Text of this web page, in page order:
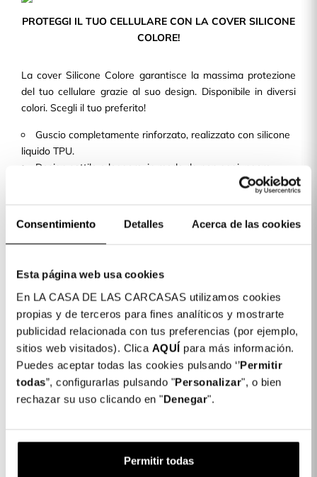
Consentimiento Detalles Acerca de las cookies
Esta página web usa cookies
En LA CASA DE LAS CARCASAS utilizamos cookies
propias y de terceros para fines analíticos y mostrarte
publicidad relacionada con tus preferencias (por ejemplo,
sitios web visitados). Clica AQUÍ para más información.
Puedes aceptar todas las cookies pulsando ‘’Permitir
todas”, configurarlas pulsando "Personalizar", o bien
rechazar su uso clicando en "Denegar".
Permitir todas
PROTEGGI IL TUO CELLULARE CON LA COVER SILICONE
COLORE!
La cover Silicone Colore garantisce la massima protezione
del tuo cellulare grazie al suo design. Disponibile in diversi
colori. Scegli il tuo preferito!
Guscio completamente rinforzato, realizzato con silicone
liquido TPU.
Design sottile e leggero, in modo da non aggiungere
Disponiamo di cover per oltre 400 modelli di telefoni cellulari
Dettagli del prodotto
Colore: Nero
COLORES DISPONIBLES
Nero